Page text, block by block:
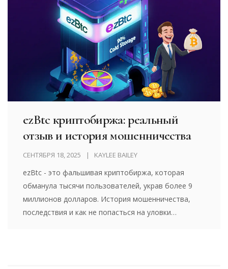
ezBtc криптобиржа: реальный
отзыв и история мошенничества
СЕНТЯБРЯ 18, 2025 KAYLEE BAILEY
ezBtc - это фальшивая криптобиржа, которая
обманула тысячи пользователей, украв более 9
миллионов долларов. История мошенничества,
последствия и как не попасться на уловки